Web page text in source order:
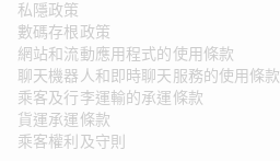
私隱政策
數碼存根政策
網站和流動應用程式的使用條款
聊天機器人和即時聊天服務的使用條款
乘客及行李運輸的承運條款
貨運承運條款
乘客權利及守則